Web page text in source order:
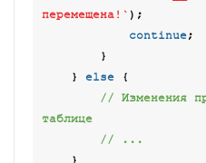
перемещена!` );
continue;
    }
else {
// Изменения
таблице
// ...